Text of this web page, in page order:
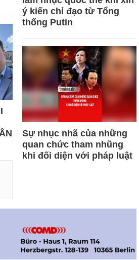
ý kiến chỉ đạo từ Tổng
thống Putin
Sự nhục nhã của những
quan chức tham nhũng
khi đối diện với pháp luật